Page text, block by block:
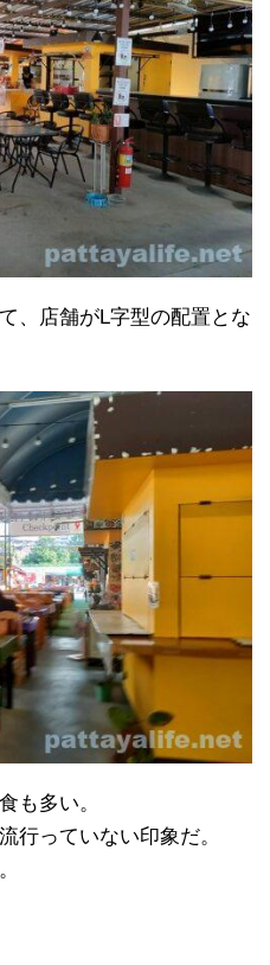
、店舗がL字型の配置とな
も多い。
行っていない印象だ。